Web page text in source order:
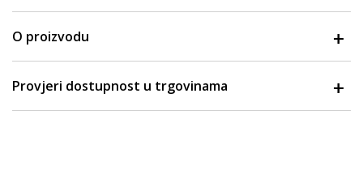
O proizvodu
Provjeri dostupnost u trgovinama